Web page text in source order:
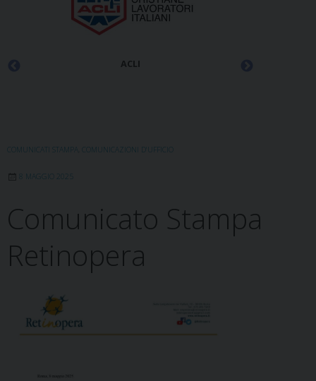
ACLI
COMUNICATI STAMPA COMUNICAZIONI D'UFFICIO
8 MAGGIO 2025
Comunicato Stampa
Retinopera